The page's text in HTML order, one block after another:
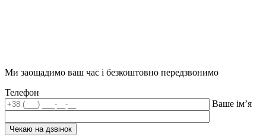
Ми заощадимо ваш час і безкоштовно передзвонимо
Телефон
Ваше ім’я